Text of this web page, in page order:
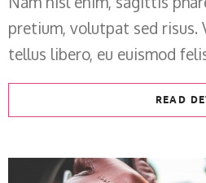
pretium, volutpat sed risus.
tellus libero, eu euismod
READ